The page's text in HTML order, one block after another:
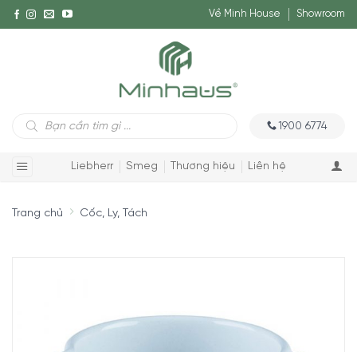
Về Minh House Showroom
Tìm
kiếm
1900 6774
Liebherr Smeg Thương hiệu Liên hệ
Trang chủ Cốc, Ly, Tách